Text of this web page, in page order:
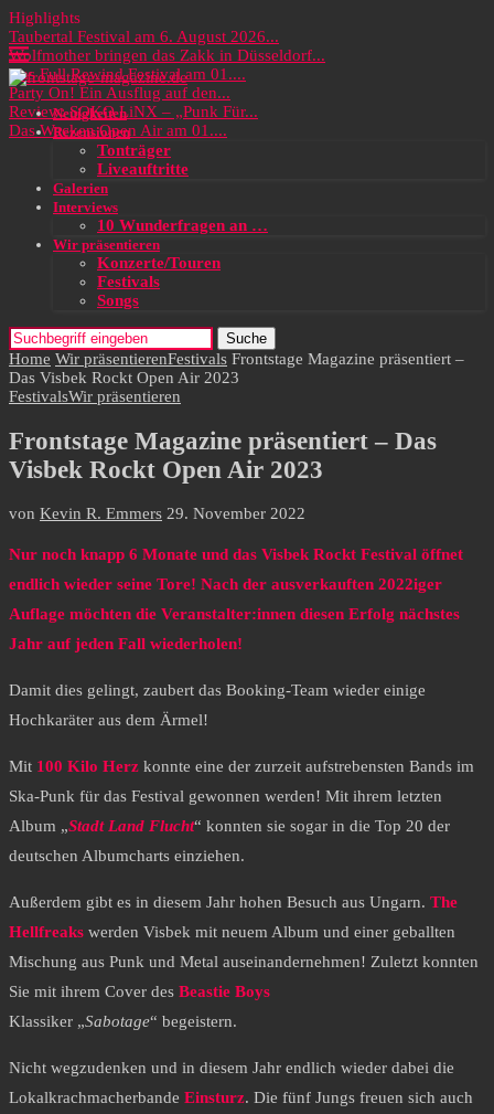
Highlights
Taubertal Festival am 6. August 2026...
Wolfmother bringen das Zakk in Düsseldorf...
Das Full Rewind Festival am 01....
Party On! Ein Ausflug auf den...
Review: SOKO LiNX – „Punk Für...
Das Wacken Open Air am 01....
Neuigkeiten
Rezensionen
Tonträger
Liveauftritte
Galerien
Interviews
10 Wunderfragen an …
Wir präsentieren
Konzerte/Touren
Festivals
Songs
Suche
Home Wir präsentierenFestivals Frontstage Magazine präsentiert –
Das Visbek Rockt Open Air 2023
FestivalsWir präsentieren
Frontstage Magazine präsentiert – Das
Visbek Rockt Open Air 2023
von Kevin R. Emmers 29. November 2022
Nur noch knapp 6 Monate und das Visbek Rockt Festival öffnet
endlich wieder seine Tore! Nach der ausverkauften 2022iger
Auflage möchten die Veranstalter:innen diesen Erfolg nächstes
Jahr auf jeden Fall wiederholen!
Damit dies gelingt, zaubert das Booking-Team wieder einige
Hochkaräter aus dem Ärmel!
Mit 100 Kilo Herz konnte eine der zurzeit aufstrebensten Bands im
Ska-Punk für das Festival gewonnen werden! Mit ihrem letzten
Album „Stadt Land Flucht“ konnten sie sogar in die Top 20 der
deutschen Albumcharts einziehen.
Außerdem gibt es in diesem Jahr hohen Besuch aus Ungarn. The
Hellfreaks werden Visbek mit neuem Album und einer geballten
Mischung aus Punk und Metal auseinandernehmen! Zuletzt konnten
Sie mit ihrem Cover des Beastie Boys
Klassiker „Sabotage“ begeistern.
Nicht wegzudenken und in diesem Jahr endlich wieder dabei die
Lokalkrachmacherbande Einsturz. Die fünf Jungs freuen sich auch